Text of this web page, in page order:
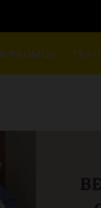
PROMOS